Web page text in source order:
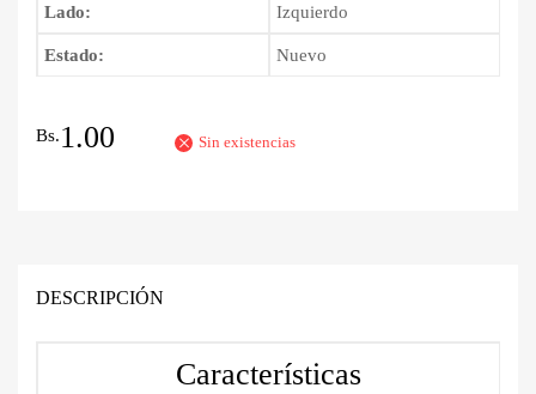
Lado: Izquierdo
Estado: Nuevo
Bs.1.00 Sin existencias
DESCRIPCIÓN
Características